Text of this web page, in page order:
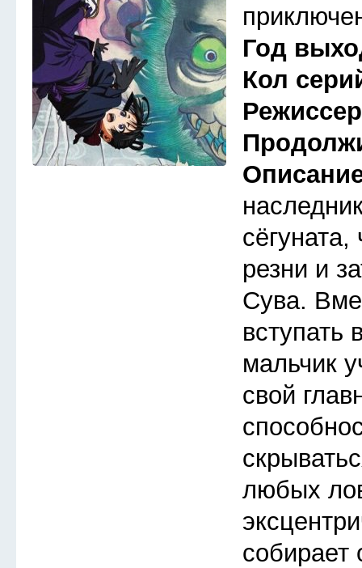
Год
Кол
резни и
Сува.
вступать
мальчик
свой
любых
собирает